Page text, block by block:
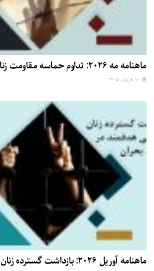
ماهنامه مه ۲۰۲۶: تداوم حماسه مقاومت زنان ایران
ماهنامه آوریل ۲۰۲۶: بازداشت گسترده زنان